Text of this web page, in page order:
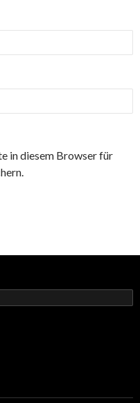
in diesem Browser für